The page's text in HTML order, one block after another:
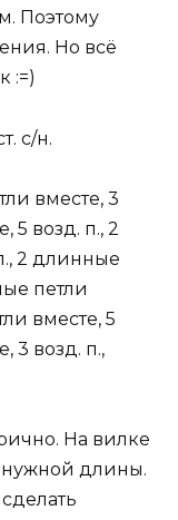
Поэтому
Но всё
:=)
с/н.
вместе, 3
5 возд. п., 2
2 длинные
петли
вместе, 5
3 возд. п.,
На вилке
нужной длины.